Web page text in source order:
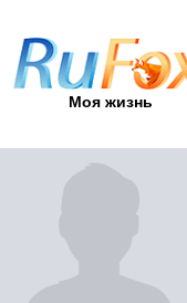
Моя жизнь